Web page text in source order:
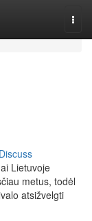
Discuss
Lietuvoje
metus, todėl
atsižvelgti